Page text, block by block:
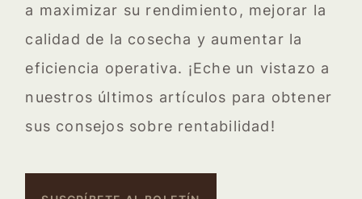
a maximizar su rendimiento, mejorar la
calidad de la cosecha y aumentar la
eficiencia operativa. ¡Eche un vistazo a
nuestros últimos artículos para obtener
sus consejos sobre rentabilidad!